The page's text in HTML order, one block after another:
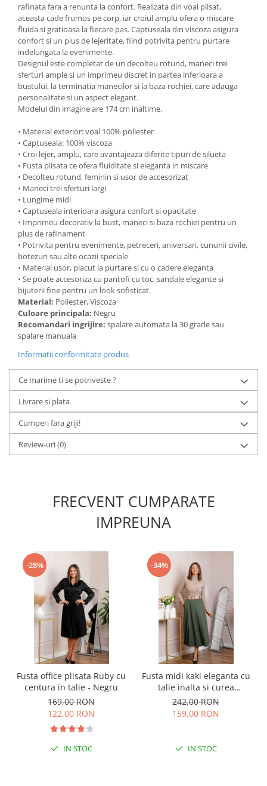
rafinata fara a renunta la confort. Realizata din voal plisat,
aceasta cade frumos pe corp, iar croiul amplu ofera o miscare
fluida si gratioasa la fiecare pas. Captuseala din viscoza asigura
confort si un plus de lejeritate, fiind potrivita pentru purtare
indelungata la evenimente.
Designul este completat de un decolteu rotund, maneci trei
sferturi ample si un imprimeu discret in partea inferioara a
bustului, la terminatia manecilor si la baza rochiei, care adauga
personalitate si un aspect elegant.
Modelul din imagine are 174 cm inaltime.
• Material exterior: voal 100% poliester
• Captuseala: 100% viscoza
• Croi lejer, amplu, care avantajeaza diferite tipuri de silueta
• Fusta plisata ce ofera fluiditate si eleganta in miscare
• Decolteu rotund, feminin si usor de accesorizat
• Maneci trei sferturi largi
• Lungime midi
• Captuseala interioara asigura confort si opacitate
• Imprimeu decorativ la bust, maneci si baza rochiei pentru un
plus de rafinament
• Potrivita pentru evenimente, petreceri, aniversari, cununii civile,
botezuri sau alte ocazii speciale
• Material usor, placut la purtare si cu o cadere eleganta
• Se poate accesoriza cu pantofi cu toc, sandale elegante si
bijuterii fine pentru un look sofisticat.
Material: Poliester, Viscoza
Culoare principala: Negru
Recomandari ingrijire: spalare automata la 30 grade sau
spalare manuala
Informatii conformitate produs
Ce marime ti se potriveste ?
Livrare si plata
Cumperi fara griji!
Review-uri(0)
FRECVENT CUMPARATE
IMPREUNA
-28%
Fusta office plisata Ruby cu
centura in talie - Negru
169,00 RON
122,00 RON
IN STOC
-34%
Fusta midi kaki eleganta cu
talie inalta si curea
reglabila Ivy
242,00 RON
159,00 RON
IN STOC